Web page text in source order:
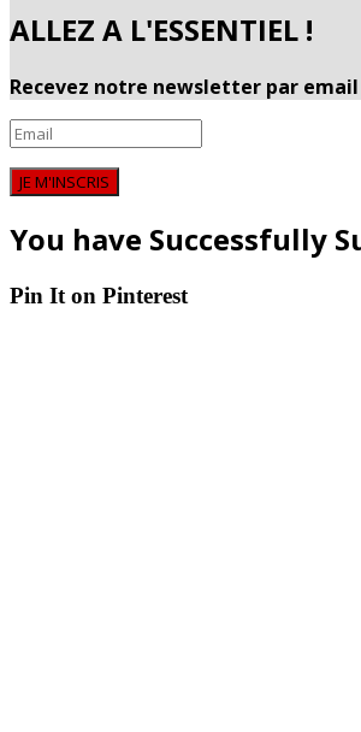
ALLEZ A L'ESSENTIEL !
Recevez notre newsletter par email
JE M'INSCRIS
You have Successfully
Pin It on Pinterest